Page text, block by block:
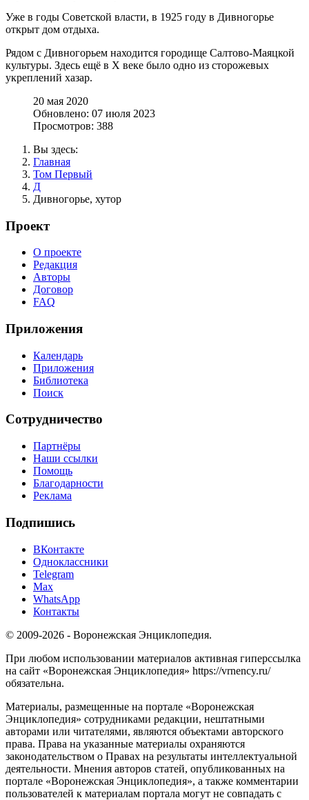
Уже в годы Советской власти, в 1925 году в Дивногорье
открыт дом отдыха.
Рядом с Дивногорьем находится городище Салтово-Маяцкой
культуры. Здесь ещё в X веке было одно из сторожевых
укреплений хазар.
20 мая 2020
Обновлено: 07 июля 2023
Просмотров: 388
Вы здесь:
Главная
Том Первый
Д
Дивногорье, хутор
Проект
О проекте
Редакция
Авторы
Договор
FAQ
Приложения
Календарь
Приложения
Библиотека
Поиск
Сотрудничество
Партнёры
Наши ссылки
Помощь
Благодарности
Реклама
Подпишись
ВКонтакте
Одноклассники
Telegram
Max
WhatsApp
Контакты
© 2009-2026 - Воронежская Энциклопедия.
При любом использовании материалов активная гиперссылка
на сайт «Воронежская Энциклопедия» https://vrnency.ru/
обязательна.
Материалы, размещенные на портале «Воронежская
Энциклопедия» сотрудниками редакции, нештатными
авторами или читателями, являются объектами авторского
права. Права на указанные материалы охраняются
законодательством о Правах на результаты интеллектуальной
деятельности. Мнения авторов статей, опубликованных на
портале «Воронежская Энциклопедия», а также комментарии
пользователей к материалам портала могут не совпадать с